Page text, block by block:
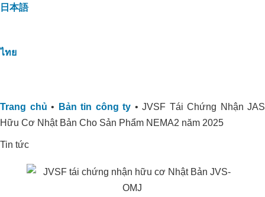
日本語
ไทย
Trang chủ • Bản tin công ty • JVSF Tái Chứng Nhận JAS
Hữu Cơ Nhật Bản Cho Sản Phẩm NEMA2 năm 2025
Tin tức